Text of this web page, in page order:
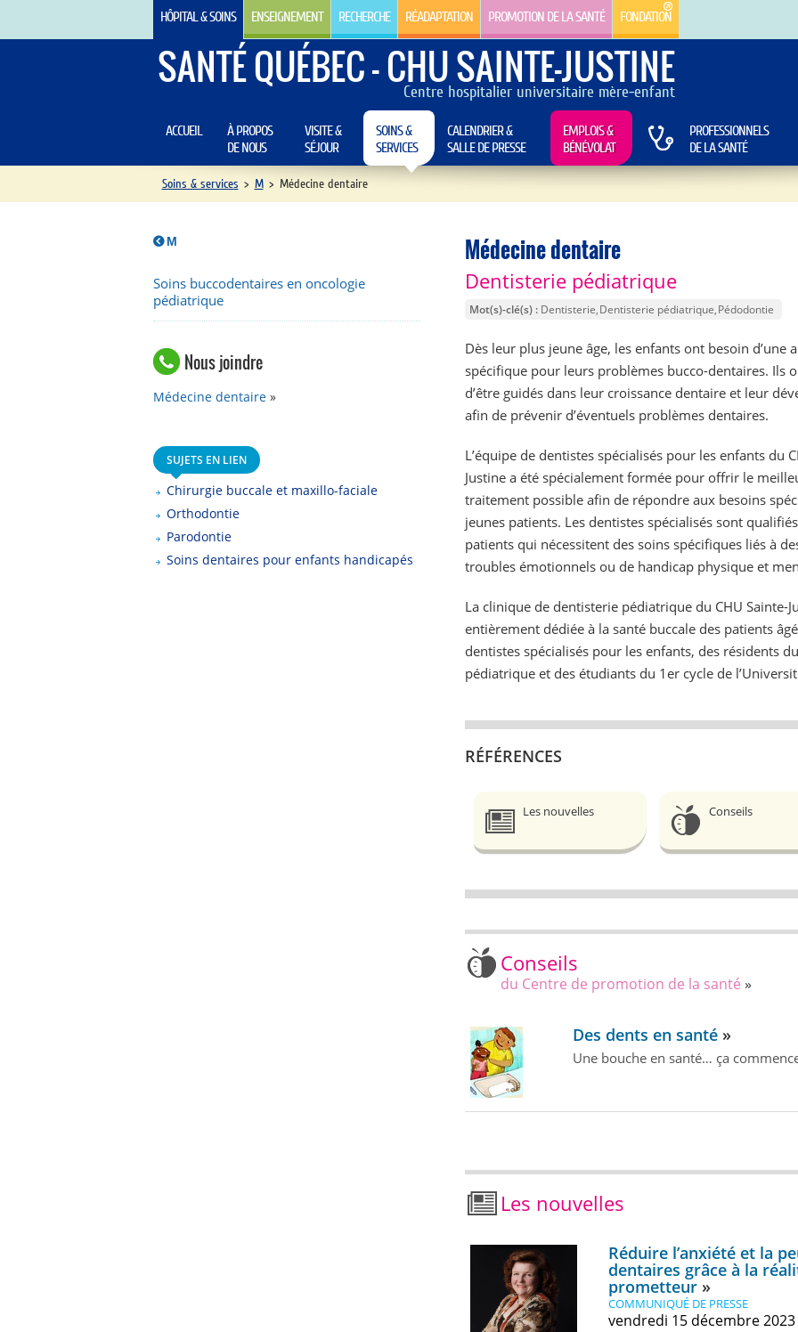
HÔPITAL & SOINS ENSEIGNEMENT RECHERCHE RÉADAPTATION PROMOTION DE LA SANTÉ FONDATION
SANTÉ QUÉBEC - CHU SAINTE-JUSTINE
Centre hospitalier universitaire mère-enfant
ACCUEIL
À PROPOS
DE NOUS
VISITE &
SÉJOUR
SOINS &
SERVICES
CALENDRIER &
SALLE DE PRESSE
EMPLOIS &
BÉNÉVOLAT
PROFESSIONNELS
DE LA SANTÉ
Soins & services > M > Médecine dentaire
M
Soins buccodentaires en oncologie
pédiatrique
Nous joindre
Médecine dentaire
SUJETS EN LIEN
Chirurgie buccale et maxillo-faciale
Orthodontie
Parodontie
Soins dentaires pour enfants handicapés
Médecine dentaire
Dentisterie pédiatrique
Mot(s)-clé(s) Dentisterie Dentisterie pédiatrique Pédodontie
Dès leur plus jeune âge, les enfants ont besoin d’une
spécifique pour leurs problèmes bucco-dentaires. Ils
d’être guidés dans leur croissance dentaire et leur
afin de prévenir d’éventuels problèmes dentaires.
L’équipe de dentistes spécialisés pour les enfants du
Justine a été spécialement formée pour offrir le
traitement possible afin de répondre aux besoins
jeunes patients. Les dentistes spécialisés sont
patients qui nécessitent des soins spécifiques liés à
troubles émotionnels ou de handicap physique et
La clinique de dentisterie pédiatrique du CHU Sainte-
entièrement dédiée à la santé buccale des patients
dentistes spécialisés pour les enfants, des résidents
pédiatrique et des étudiants du 1er cycle de
RÉFÉRENCES
Les nouvelles Conseils
Conseils
du Centre de promotion de la santé
Des dents en santé
Une bouche en santé… ça
Les nouvelles
Réduire l’anxiété et la
dentaires grâce à la
prometteur
COMMUNIQUÉ DE PRESSE
vendredi 15 décembre 2023